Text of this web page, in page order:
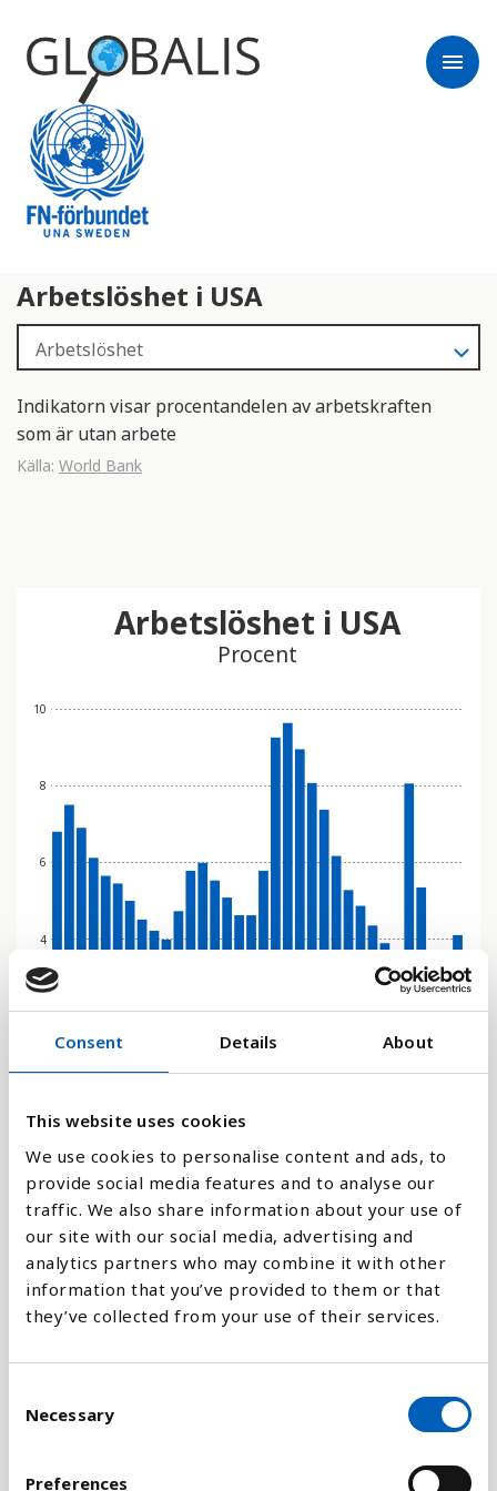
Consent Details About
This website uses cookies
We use cookies to personalise content and ads, to
provide social media features and to analyse our
traffic. We also share information about your use of
our site with our social media, advertising and
analytics partners who may combine it with other
information that you’ve provided to them or that
they’ve collected from your use of their services.
Necessary
Preferences
menu
Arbetslöshet i USA
Indikatorn visar procentandelen av arbetskraften
som är utan arbete
Källa: World Bank
2
4
6
8
10
1991 1993 1995 1997 1999 2001 2003 2005 2007
Arbetslöshet i USA
Procent
Stapeldiagram
Linje
Platt
Jämför med: